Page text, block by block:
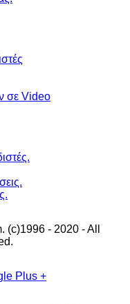
σε Video
(c)1996 - 2020 - All
Plus +